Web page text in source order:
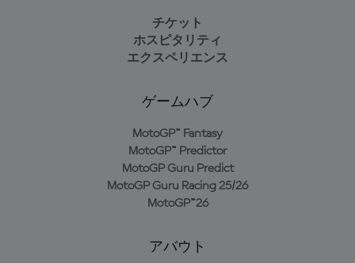
チケット
ホスピタリティ
エクスペリエンス
ゲームハブ
MotoGP™ Fantasy
MotoGP™ Predictor
MotoGP Guru Predict
MotoGP Guru Racing 25/26
MotoGP™26
アバウト